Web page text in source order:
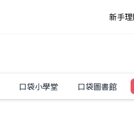
新手
口袋小學堂 口袋圖書館